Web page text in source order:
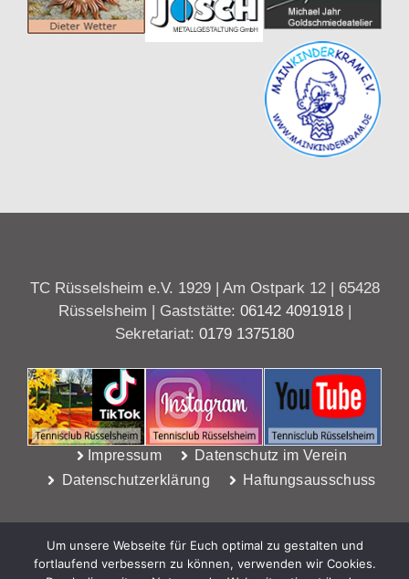
TC Rüsselsheim e.V. 1929 | Am Ostpark 12 | 65428
Rüsselsheim | Gaststätte: 06142 4091918|
Sekretariat: 0179 1375180
Impressum
Datenschutz im Verein
Datenschutzerklärung
Haftungsausschuss
Um unsere Webseite für Euch optimal zu gestalten und
fortlaufend verbessern zu können, verwenden wir Cookies.